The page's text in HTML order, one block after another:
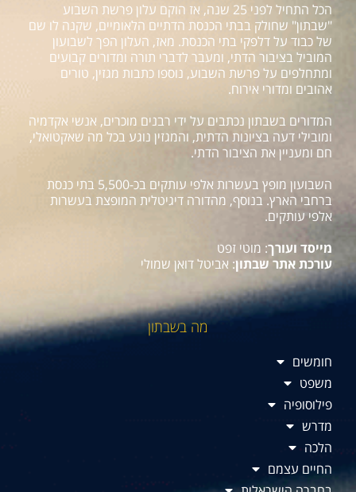
הכל התחיל לפני 25 שנה, אז הוקם עלון פרשת השבוע
"שבתון" שחולק בבתי הכנסת הדתיים הלאומיים, שקנה לו שם
של כבוד על דלפקי בתי הכנסת. מאז, העלון הפך לשבועון
המוביל בציבור הדתי, ומעבר לדברי תורה ומדורים קבועים
ומתחלפים על פרשת השבוע, נוספו כתבות מגזין, טורים
אהובים ומדורי אירוח.
המדורים בשבתון נכתבים על ידי רבנים מוכרים, אנשי אקדמיה
ומובילי דעה בציונות הדתית, והמגזין נוגע בכל מה שאקטואלי,
חם ומעניין את הציבור הדתי.
השבועון מופץ בעשרות אלפי עותקים בכ-5,500 בתי כנסת
ברחבי הארץ. בנוסף, מהדורה דיגיטלית המופצת בעשרות
אלפי עותקים.
מייסד ועורך: מוטי זפט
עורכת אתר שבתון: אביטל דואן שמולי
מה בשבתון
חומשים
משפט
פילוסופיה
מדרש
הלכה
החיים עצמם